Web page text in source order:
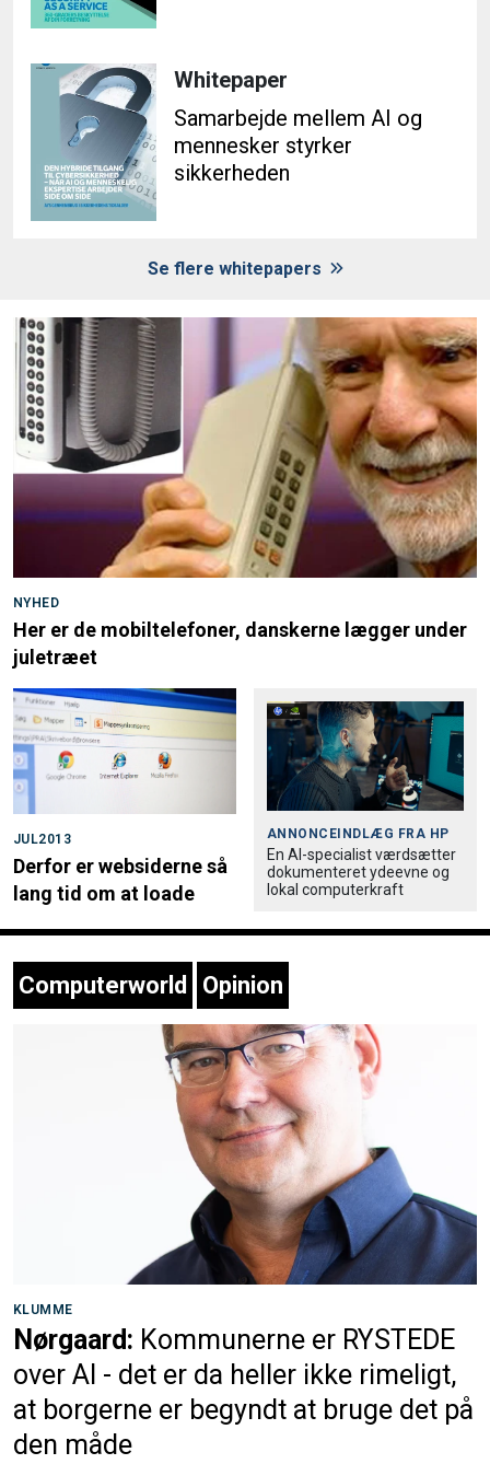
Whitepaper
Samarbejde mellem AI og
mennesker styrker
sikkerheden
Se flere whitepapers
NYHED
Her er de mobiltelefoner, danskerne lægger under
juletræet
JUL2013
Derfor er websiderne så
lang tid om at loade
ANNONCEINDLÆG FRA HP
En AI-specialist værdsætter
dokumenteret ydeevne og
lokal computerkraft
Computerworld Opinion
KLUMME
Nørgaard: Kommunerne er RYSTEDE
over AI - det er da heller ikke rimeligt,
at borgerne er begyndt at bruge det på
den måde